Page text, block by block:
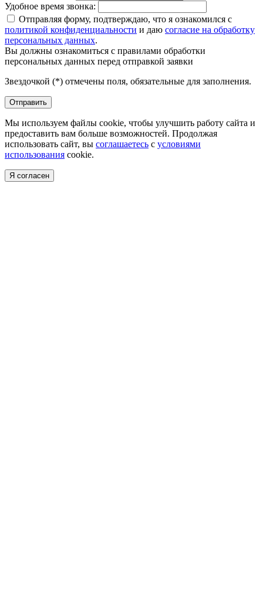
Удобное время звонка:
Отправляя форму, подтверждаю, что я ознакомился с
политикой конфиденциальности и даю согласие на обработку
персональных данных.
Вы должны ознакомиться с правилами обработки
персональных данных перед отправкой заявки
Звездочкой (*) отмечены поля, обязательные для заполнения.
Отправить
Мы используем файлы cookie, чтобы улучшить работу сайта и
предоставить вам больше возможностей. Продолжая
использовать сайт, вы соглашаетесь с условиями
использования cookie.
Я согласен